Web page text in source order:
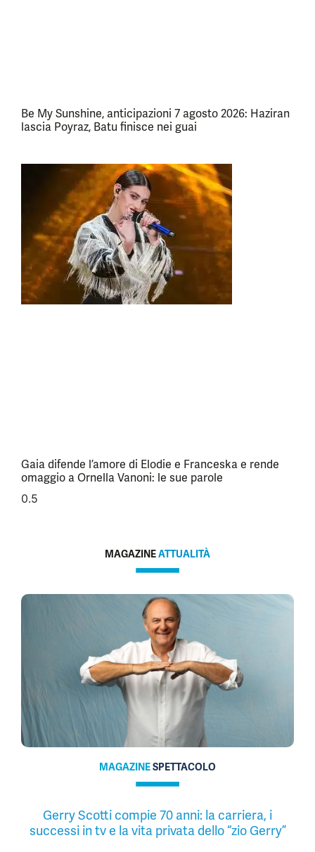
Be My Sunshine, anticipazioni 7 agosto 2026: Haziran
lascia Poyraz, Batu finisce nei guai
Gaia difende l’amore di Elodie e Franceska e rende
omaggio a Ornella Vanoni: le sue parole
MAGAZINEATTUALITÀ
MAGAZINESPETTACOLO
Gerry Scotti compie 70 anni: la carriera, i
successi in tv e la vita privata dello “zio Gerry”